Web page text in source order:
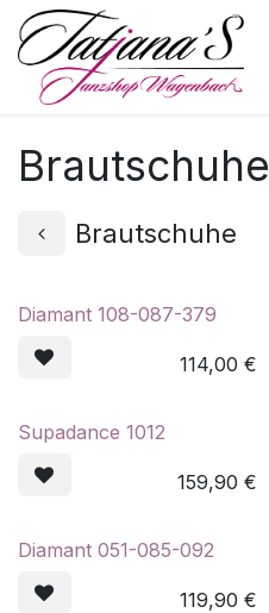
Zum Inhalt springen
Brautschuhe
Brautschuhe
Diamant 108-087-379
114,00 €
Supadance 1012
159,90 €
Diamant 051-085-092
119,90 €